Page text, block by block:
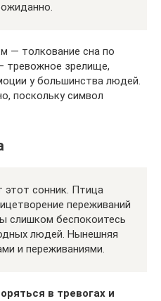
— толкование сна по
тревожное зрелище,
у большинства людей.
поскольку символ
этот сонник. Птица
переживаний
слишком беспокоитесь
людей. Нынешняя
и переживаниями.
в тревогах и